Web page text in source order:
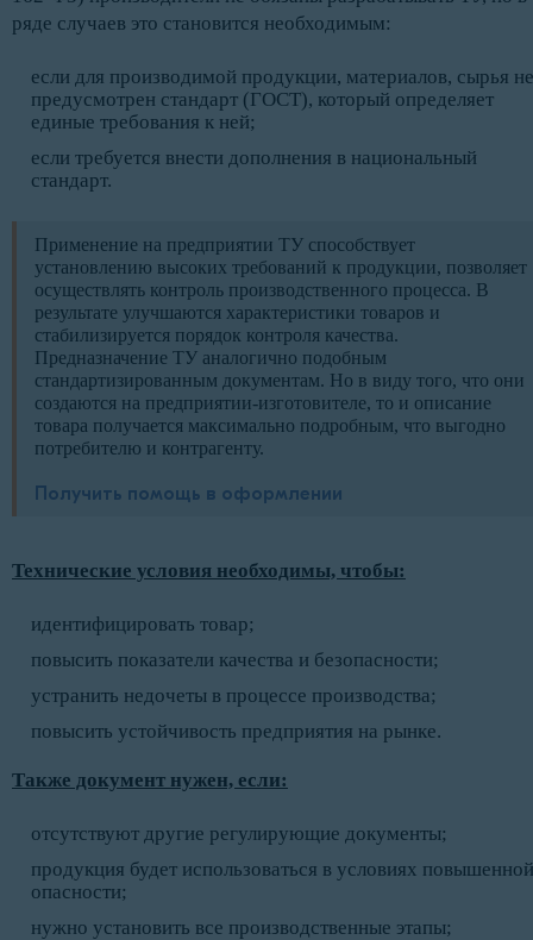
ряде случаев это становится необходимым:
если для производимой продукции, материалов, сырья не
предусмотрен стандарт (ГОСТ), который определяет
единые требования к ней;
если требуется внести дополнения в национальный
стандарт.
Применение на предприятии ТУ способствует
установлению высоких требований к продукции, позволяет
осуществлять контроль производственного процесса. В
результате улучшаются характеристики товаров и
стабилизируется порядок контроля качества.
Предназначение ТУ аналогично подобным
стандартизированным документам. Но в виду того, что они
создаются на предприятии-изготовителе, то и описание
товара получается максимально подробным, что выгодно
потребителю и контрагенту.
Получить помощь в оформлении
Технические условия необходимы, чтобы:
идентифицировать товар;
повысить показатели качества и безопасности;
устранить недочеты в процессе производства;
повысить устойчивость предприятия на рынке.
Также документ нужен, если:
отсутствуют другие регулирующие документы;
продукция будет использоваться в условиях повышенной
опасности;
нужно установить все производственные этапы;